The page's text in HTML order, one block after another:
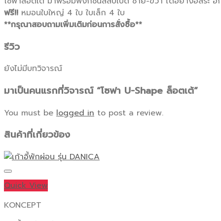
ฟรี!! หมอนใบใหญ่ 4 ใบ ใบเล็ก 4 ใบ
**กรุณาสอบถามเพิ่มเติมก่อนการสั่งซื้อ**
รีวิว
ยังไม่มีบทวิจารณ์
มาเป็นคนแรกที่วิจารณ์ “โซฟา U-Shape ล็อตเต้”
You must be logged in to post a review.
สินค้าที่เกี่ยวข้อง
Quick View
KONCEPT